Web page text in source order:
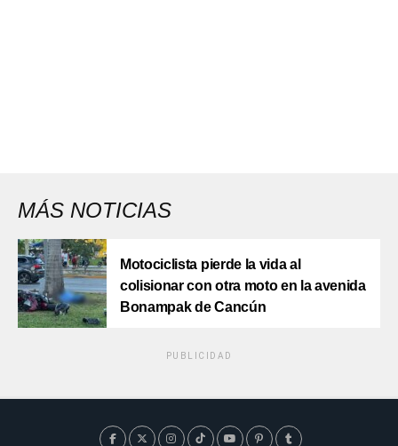
MÁS NOTICIAS
Motociclista pierde la vida al
colisionar con otra moto en la avenida
Bonampak de Cancún
PUBLICIDAD